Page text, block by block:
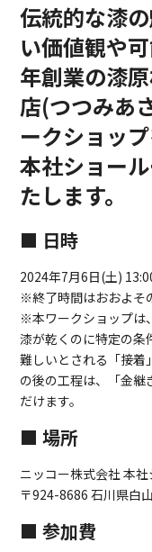
伝統的な漆
い価値観や
年創業の漆
店(つつみあ
ークショッ
本社ショー
たします。
■ 日時
2024年7月6日(土)
※終了時間はおおよそ
※本ワークショップは
漆が乾くのに特定の条
難しいとされる「接着
の後の工程は、「金継
だけます。
■ 場所
ニッコー株式会社 本
〒924-8686 石川県白
■ 参加費